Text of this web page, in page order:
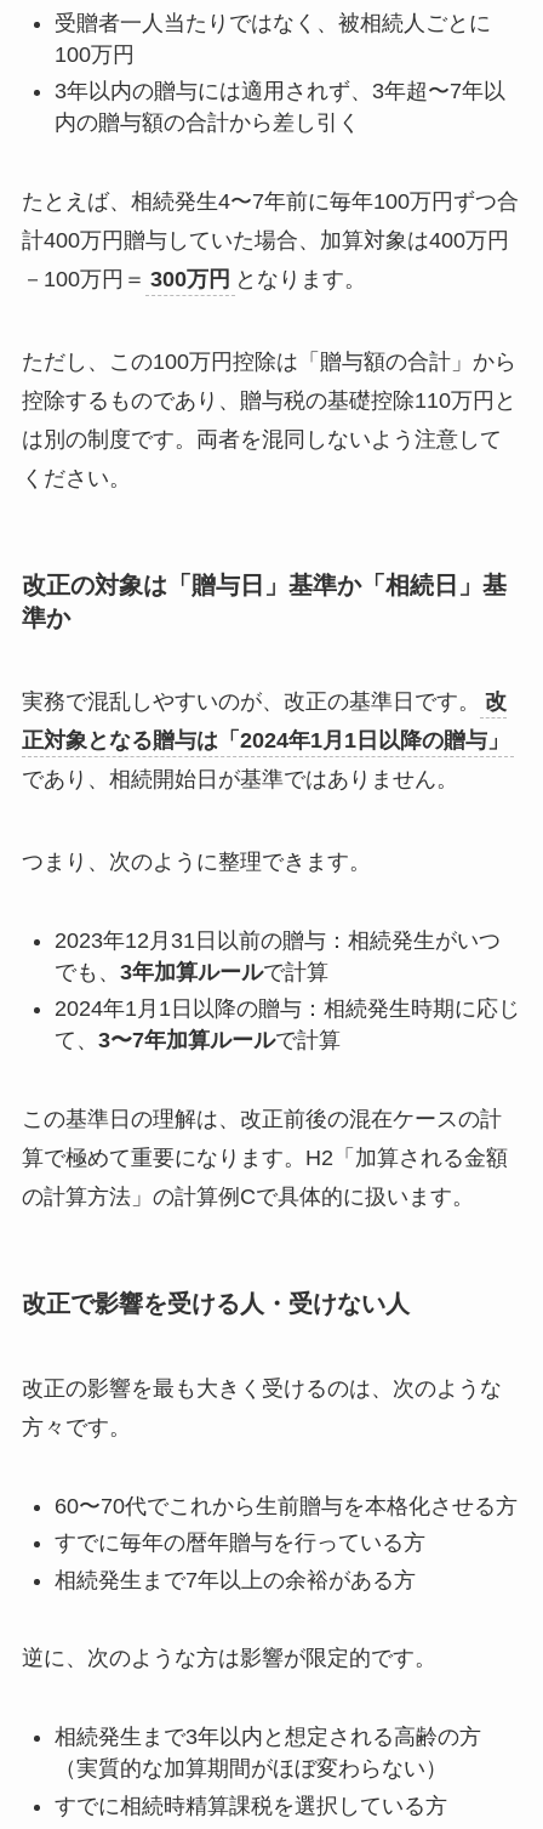
受贈者一人当たりではなく、被相続人ごとに
100万円
3年以内の贈与には適用されず、3年超〜7年以
内の贈与額の合計から差し引く
たとえば、相続発生4〜7年前に毎年100万円ずつ合
計400万円贈与していた場合、加算対象は400万円
－100万円＝ 300万円 となります。
ただし、この100万円控除は「贈与額の合計」から
控除するものであり、贈与税の基礎控除110万円と
は別の制度です。両者を混同しないよう注意して
ください。
改正の対象は「贈与日」基準か「相続日」基
準か
実務で混乱しやすいのが、改正の基準日です。
改
正対象となる贈与は「2024年1月1日以降の贈与」
であり、相続開始日が基準ではありません。
つまり、次のように整理できます。
2023年12月31日以前の贈与：相続発生がいつ
でも、 3年加算ルールで計算
2024年1月1日以降の贈与：相続発生時期に応じ
て、 3〜7年加算ルールで計算
この基準日の理解は、改正前後の混在ケースの計
算で極めて重要になります。H2「加算される金額
の計算方法」の計算例Cで具体的に扱います。
改正で影響を受ける人・受けない人
改正の影響を最も大きく受けるのは、次のような
方々です。
60〜70代でこれから生前贈与を本格化させる方
すでに毎年の暦年贈与を行っている方
相続発生まで7年以上の余裕がある方
逆に、次のような方は影響が限定的です。
相続発生まで3年以内と想定される高齢の方
（実質的な加算期間がほぼ変わらない）
すでに相続時精算課税を選択している方